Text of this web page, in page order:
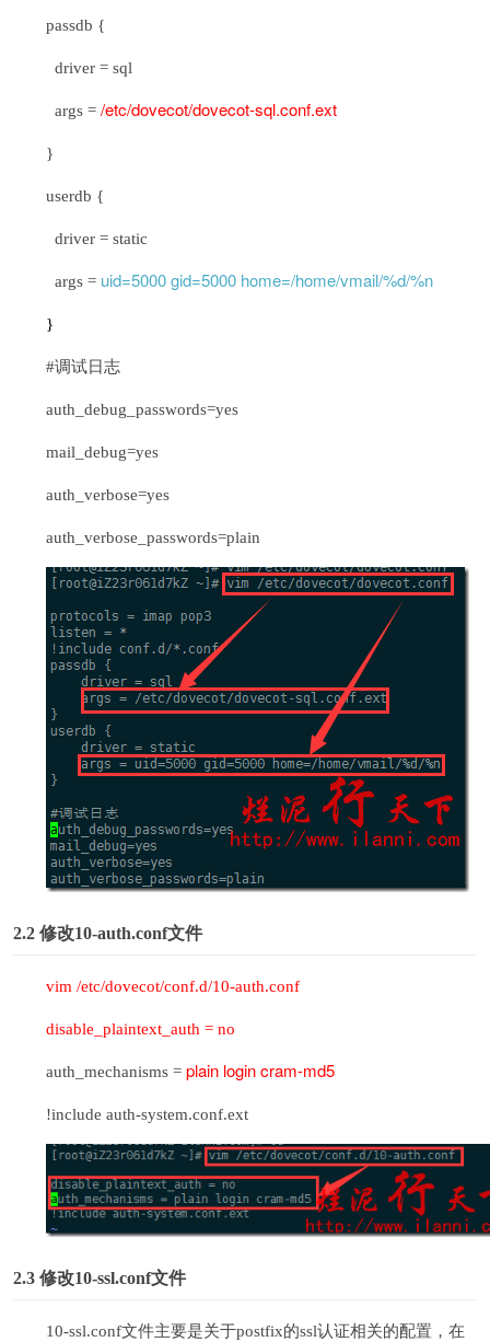
passdb {
driver = sql
args = /etc/dovecot/dovecot-sql.conf.ext
}
userdb {
driver = static
args = uid=5000 gid=5000 home=/home/vmail/%d/%n
}
#调试日志
auth_debug_passwords=yes
mail_debug=yes
auth_verbose=yes
auth_verbose_passwords=plain
2.2 修改10-auth.conf文件
vim /etc/dovecot/conf.d/10-auth.conf
disable_plaintext_auth = no
auth_mechanisms = plain login cram-md5
!include auth-system.conf.ext
2.3 修改10-ssl.conf文件
10-ssl.conf文件主要是关于postfix的ssl认证相关的配置，在